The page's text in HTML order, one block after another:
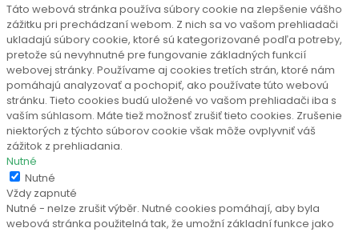
Táto webová stránka používa súbory cookie na zlepšenie vášho
zážitku pri prechádzaní webom. Z nich sa vo vašom prehliadači
ukladajú súbory cookie, ktoré sú kategorizované podľa potreby,
pretože sú nevyhnutné pre fungovanie základných funkcií
webovej stránky. Používame aj cookies tretích strán, ktoré nám
pomáhajú analyzovať a pochopiť, ako používate túto webovú
stránku. Tieto cookies budú uložené vo vašom prehliadači iba s
vaším súhlasom. Máte tiež možnosť zrušiť tieto cookies. Zrušenie
niektorých z týchto súborov cookie však môže ovplyvniť váš
zážitok z prehliadania.
Nutné
Nutné
Vždy zapnuté
Nutné - nelze zrušit výběr. Nutné cookies pomáhají, aby byla
webová stránka použitelná tak, že umožní základní funkce jako